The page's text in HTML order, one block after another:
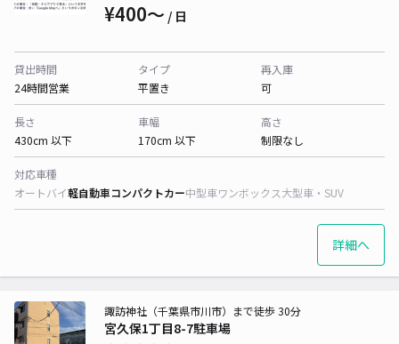
¥400〜 / 日
貸出時間
24時間営業
タイプ
平置き
再入庫
可
長さ
430cm 以下
車幅
170cm 以下
高さ
制限なし
対応車種
オートバイ軽自動車コンパクトカー中型車ワンボックス大型車・SUV
詳細へ
宮久保1丁目8-7駐車場
諏訪神社（千葉県市川市）まで徒歩 30分